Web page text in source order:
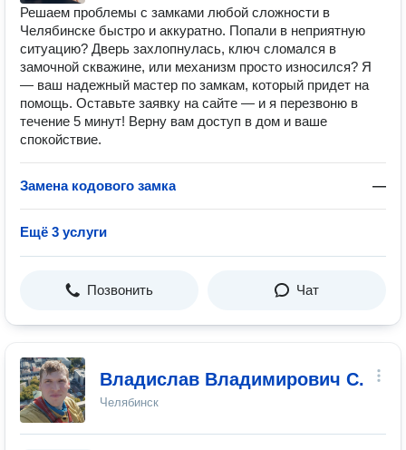
Решаем проблемы с замками любой сложности в
Челябинске быстро и аккуратно. Попали в неприятную
ситуацию? Дверь захлопнулась, ключ сломался в
замочной скважине, или механизм просто износился? Я
— ваш надежный мастер по замкам, который придет на
помощь. Оставьте заявку на сайте — и я перезвоню в
течение 5 минут! Верну вам доступ в дом и ваше
спокойствие.
Замена кодового замка —
Ещё 3 услуги
Позвонить Чат
Владислав Владимирович С.
Челябинск